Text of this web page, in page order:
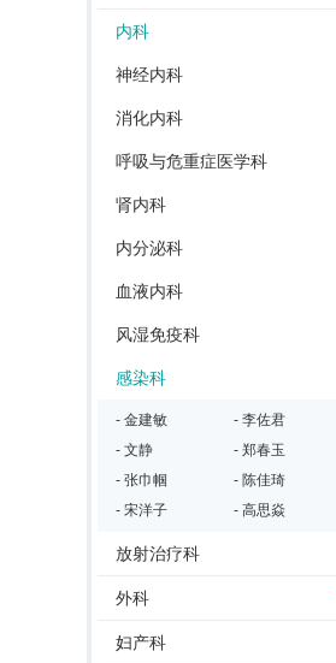
内科
神经内科
消化内科
呼吸与危重症医学科
肾内科
内分泌科
血液内科
风湿免疫科
感染科
- 金建敏
- 李佐君
- 文静
- 郑春玉
- 张巾帼
- 陈佳琦
- 宋洋子
- 高思焱
放射治疗科
外科
妇产科